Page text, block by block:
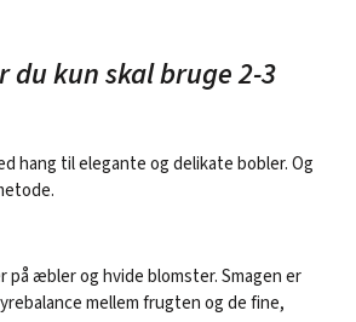
kun skal bruge 2-3
hang til elegante og delikate bobler. Og
på æbler og hvide blomster. Smagen er
mellem frugten og de fine,